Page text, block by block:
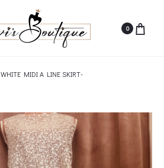
0
WHITE MIDI A LINE SKIRT-